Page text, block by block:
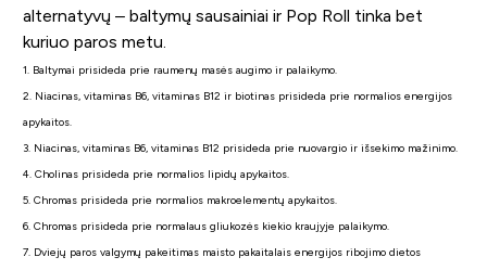
alternatyvų – baltymų sausainiai ir Pop Roll tinka bet
kuriuo paros metu.
1. Baltymai prisideda prie raumenų masės augimo ir palaikymo.
2. Niacinas, vitaminas B6, vitaminas B12 ir biotinas prisideda prie normalios energijos
apykaitos.
3. Niacinas, vitaminas B6, vitaminas B12 prisideda prie nuovargio ir išsekimo mažinimo.
4. Cholinas prisideda prie normalios lipidų apykaitos.
5. Chromas prisideda prie normalios makroelementų apykaitos.
6. Chromas prisideda prie normalaus gliukozės kiekio kraujyje palaikymo.
7. Dviejų paros valgymų pakeitimas maisto pakaitalais energijos ribojimo dietos